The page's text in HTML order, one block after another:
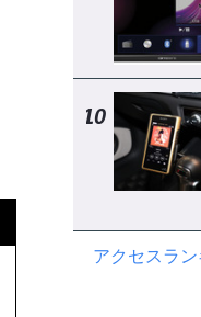
アクセスラ